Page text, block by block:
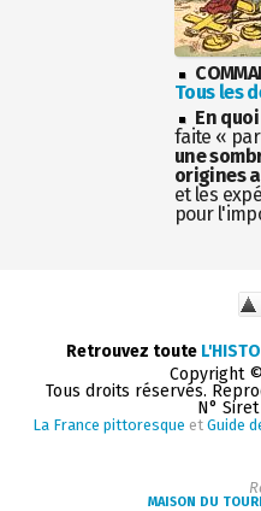
Tous les
En
faite «
une
origines
et les
pour
Retrouvez toute
Copyright
Tous droits réservés.
N°
La France pittoresque et Guide
MAISON DU